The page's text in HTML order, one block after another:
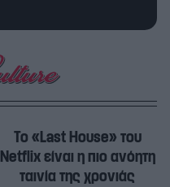
Το «Last House» του
Netflix είναι η πιο ανόητη
ταινία της χρονιάς